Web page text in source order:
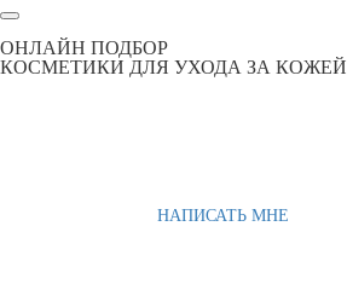
ОНЛАЙН ПОДБОР
КОСМЕТИКИ ДЛЯ УХОДА ЗА КОЖЕЙ
НАПИСАТЬ МНЕ